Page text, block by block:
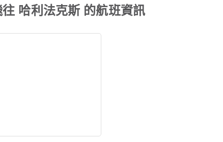
哈利法克斯 的航班資訊